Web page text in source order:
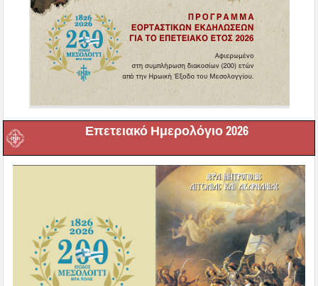
Επετειακό Ημερολόγιο 2026